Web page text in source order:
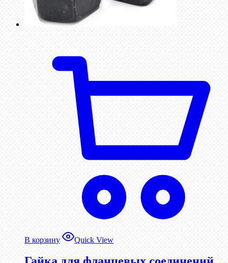
В корзину Quick View